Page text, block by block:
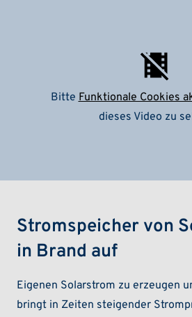
BitteFunktionale Cookies
dieses Video zu
Stromspeicher von
in Brand auf
Eigenen Solarstrom zu erzeugen
bringt in Zeiten steigender